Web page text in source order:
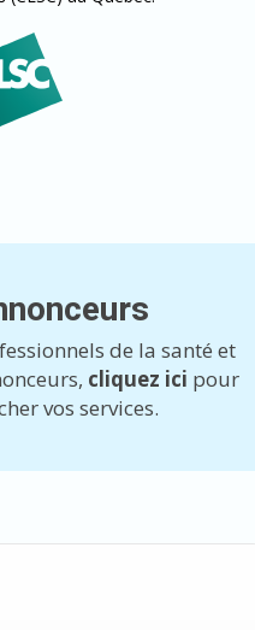
de la santé et
cliquez ici pour
vos services.